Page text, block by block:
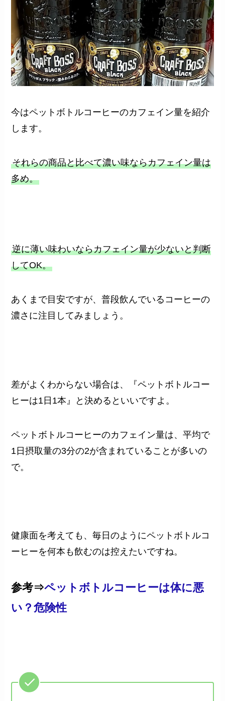
今はペットボトルコーヒーのカフェイン量を紹介
します。
それらの商品と比べて濃い味ならカフェイン量は
多め。
逆に薄い味わいならカフェイン量が少ないと判断
してOK。
あくまで目安ですが、普段飲んでいるコーヒーの
濃さに注目してみましょう。
差がよくわからない場合は、『ペットボトルコー
ヒーは1日1本』と決めるといいですよ。
ペットボトルコーヒーのカフェイン量は、平均で
1日摂取量の3分の2が含まれていることが多いの
で。
健康面を考えても、毎日のようにペットボトルコ
ーヒーを何本も飲むのは控えたいですね。
参考⇒ペットボトルコーヒーは体に悪
い？危険性